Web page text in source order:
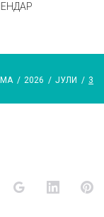
/ 2026 / ЈУЛИ / 3
Google+